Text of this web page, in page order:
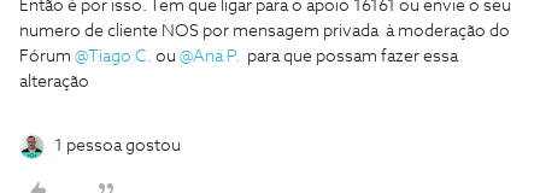
Então é por isso. Tem que ligar para o apoio 16161 ou envie o seu
numero de cliente NOS por mensagem privada à moderação do
Fórum @Tiago C. ou @Ana P.
para que possam fazer essa
alteração
1 pessoa gostou